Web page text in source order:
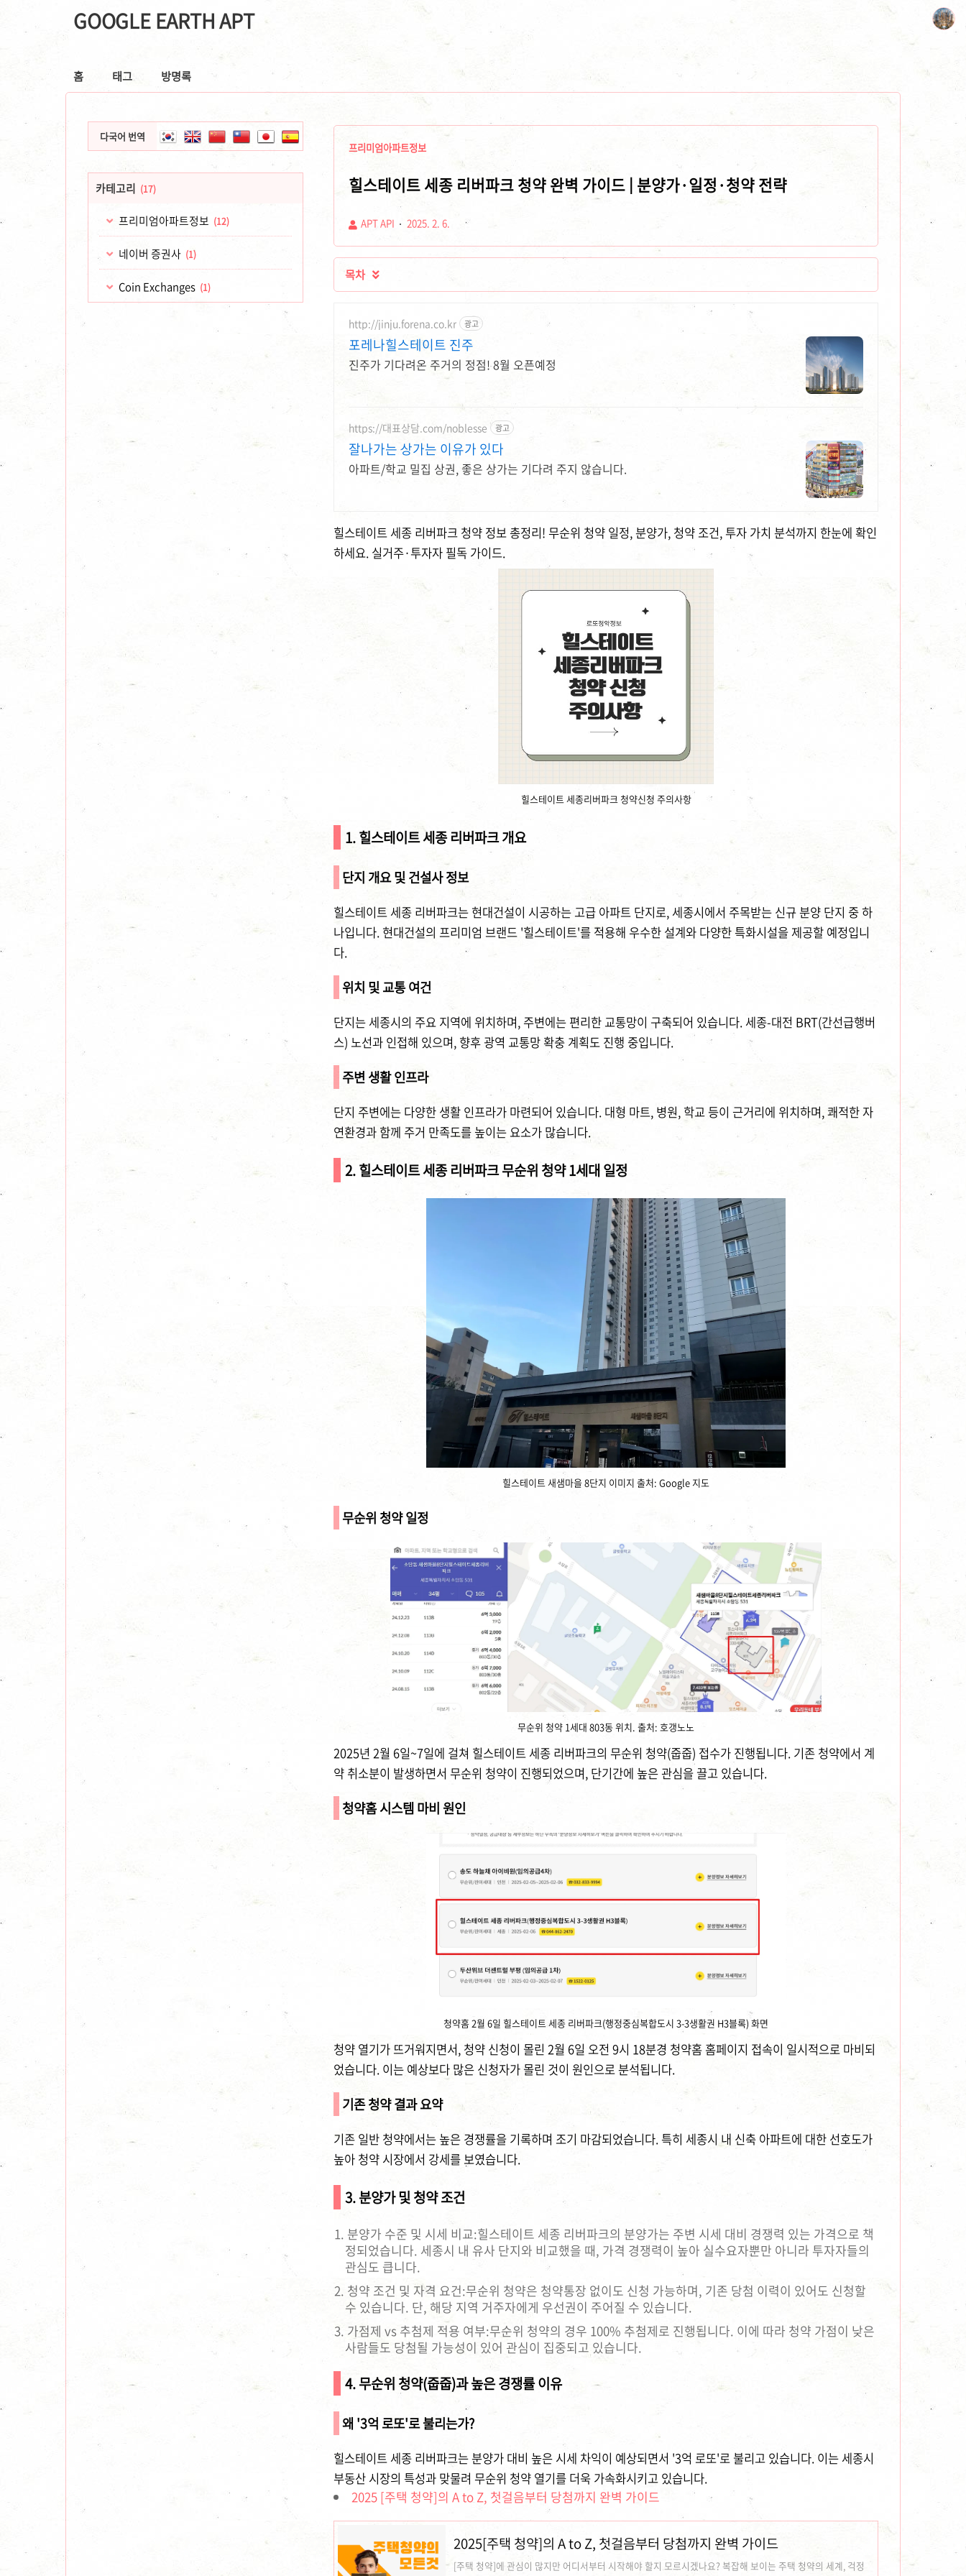
GOOGLE EARTH APT
홈 태그 방명록
다국어 번역
카테고리 (17)
프리미엄아파트정보 (12)
네이버 증권사 (1)
Coin Exchanges (1)
프리미엄아파트정보
힐스테이트 세종 리버파크 청약 완벽 가이드 | 분양가·일정·청약 전략
APT API 2025. 2. 6.
목차 
http://jinju.forena.co.kr 광고
포레나힐스테이트 진주
진주가 기다려온 주거의 정점! 8월 오픈예정
https://대표상담.com/noblesse 광고
잘나가는 상가는 이유가 있다
아파트/학교 밀집 상권, 좋은 상가는 기다려 주지 않습니다.
힐스테이트 세종 리버파크 청약 정보 총정리! 무순위 청약 일정, 분양가, 청약 조건, 투자 가치 분석까지 한눈에 확인
하세요. 실거주·투자자 필독 가이드.
힐스테이트 세종리버파크 청약신청 주의사항
1. 힐스테이트 세종 리버파크 개요
단지 개요 및 건설사 정보
힐스테이트 세종 리버파크는 현대건설이 시공하는 고급 아파트 단지로, 세종시에서 주목받는 신규 분양 단지 중 하
나입니다. 현대건설의 프리미엄 브랜드 '힐스테이트'를 적용해 우수한 설계와 다양한 특화시설을 제공할 예정입니
다.
위치 및 교통 여건
단지는 세종시의 주요 지역에 위치하며, 주변에는 편리한 교통망이 구축되어 있습니다. 세종-대전 BRT(간선급행버
스) 노선과 인접해 있으며, 향후 광역 교통망 확충 계획도 진행 중입니다.
주변 생활 인프라
단지 주변에는 다양한 생활 인프라가 마련되어 있습니다. 대형 마트, 병원, 학교 등이 근거리에 위치하며, 쾌적한 자
연환경과 함께 주거 만족도를 높이는 요소가 많습니다.
2. 힐스테이트 세종 리버파크 무순위 청약 1세대 일정
힐스테이트 새샘마을 8단지 이미지 출처: Google 지도
무순위 청약 일정
무순위 청약 1세대 803동 위치. 출처: 호갱노노
2025년 2월 6일~7일에 걸쳐 힐스테이트 세종 리버파크의 무순위 청약(줍줍) 접수가 진행됩니다. 기존 청약에서 계
약 취소분이 발생하면서 무순위 청약이 진행되었으며, 단기간에 높은 관심을 끌고 있습니다.
청약홈 시스템 마비 원인
청약홈 2월 6일 힐스테이트 세종 리버파크(행정중심복합도시 3-3생활권 H3블록) 화면
청약 열기가 뜨거워지면서, 청약 신청이 몰린 2월 6일 오전 9시 18분경 청약홈 홈페이지 접속이 일시적으로 마비되
었습니다. 이는 예상보다 많은 신청자가 몰린 것이 원인으로 분석됩니다.
기존 청약 결과 요약
기존 일반 청약에서는 높은 경쟁률을 기록하며 조기 마감되었습니다. 특히 세종시 내 신축 아파트에 대한 선호도가
높아 청약 시장에서 강세를 보였습니다.
3. 분양가 및 청약 조건
분양가 수준 및 시세 비교:힐스테이트 세종 리버파크의 분양가는 주변 시세 대비 경쟁력 있는 가격으로 책
정되었습니다. 세종시 내 유사 단지와 비교했을 때, 가격 경쟁력이 높아 실수요자뿐만 아니라 투자자들의
관심도 큽니다.
청약 조건 및 자격 요건:무순위 청약은 청약통장 없이도 신청 가능하며, 기존 당첨 이력이 있어도 신청할
수 있습니다. 단, 해당 지역 거주자에게 우선권이 주어질 수 있습니다.
가점제 vs 추첨제 적용 여부:무순위 청약의 경우 100% 추첨제로 진행됩니다. 이에 따라 청약 가점이 낮은
사람들도 당첨될 가능성이 있어 관심이 집중되고 있습니다.
4. 무순위 청약(줍줍)과 높은 경쟁률 이유
왜 '3억 로또'로 불리는가?
힐스테이트 세종 리버파크는 분양가 대비 높은 시세 차익이 예상되면서 '3억 로또'로 불리고 있습니다. 이는 세종시
부동산 시장의 특성과 맞물려 무순위 청약 열기를 더욱 가속화시키고 있습니다.
2025 [주택 청약]의 A to Z, 첫걸음부터 당첨까지 완벽 가이드
2025[주택 청약]의 A to Z, 첫걸음부터 당첨까지 완벽 가이드
[주택 청약]에 관심이 많지만 어디서부터 시작해야 할지 모르시겠나요? 복잡해 보이는 주택 청약의 세계, 걱정